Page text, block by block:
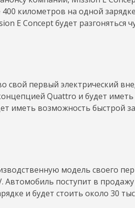
километров на одной
E Concept будет разгоняться
свой первый электрический
Quattro и будет
иметь возможность быстрой
модель своего
Автомобиль поступит в
и будет стоить около 30